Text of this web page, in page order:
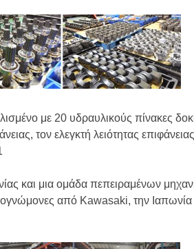
με 20 υδραυλικούς πίνακες
τον ελεγκτή λειότητας
και μια ομάδα πεπειραμένων
από Kawasaki, την